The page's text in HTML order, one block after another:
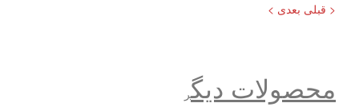
< قبلی بعدی >
محصولات دیگر